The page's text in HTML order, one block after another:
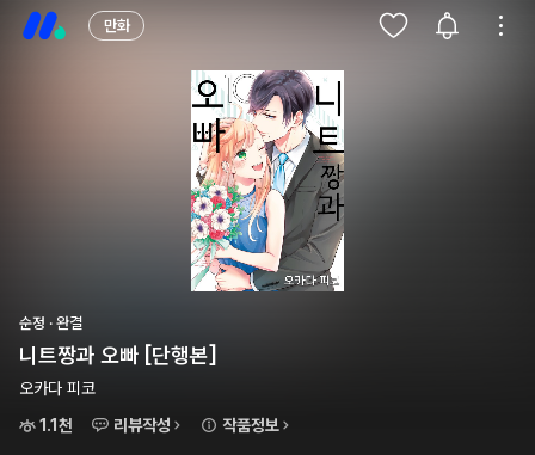
만화
순정 · 완결
니트짱과 오빠 [단행본]
오카다 피코
1.1천
리뷰작성 작품정보